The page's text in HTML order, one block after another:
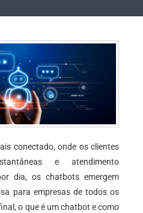
conectado, onde os clientes
e atendimento
dia, os chatbots emergem
para empresas de todos os
o que é um chatbot e como